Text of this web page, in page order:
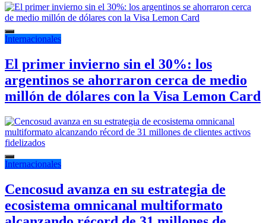
Internacionales
El primer invierno sin el 30%: los
argentinos se ahorraron cerca de medio
millón de dólares con la Visa Lemon Card
Internacionales
Cencosud avanza en su estrategia de
ecosistema omnicanal multiformato